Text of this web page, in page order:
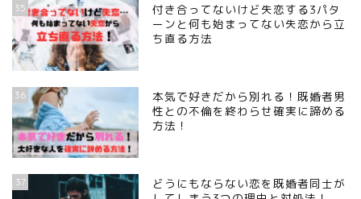
35
付き合ってないけど失恋する3パタ
ーンと何も始まってない失恋から立
ち直る方法
36
本気で好きだから別れる！既婚者男
性との不倫を終わらせ確実に諦める
方法！
37
どうにもならない恋を既婚者同士が